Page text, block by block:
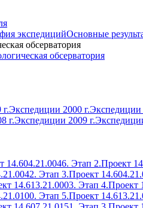
экспедицийОсновные
обсерватория
обсерватория
Экспедиции 2000 г.Экспедиции
г.Экспедиции 2009 г.
14.604.21.0046. Этап 2.Проект
Этап 3.Проект
14.613.21.0003. Этап 4.Проект
Этап 5.Проект